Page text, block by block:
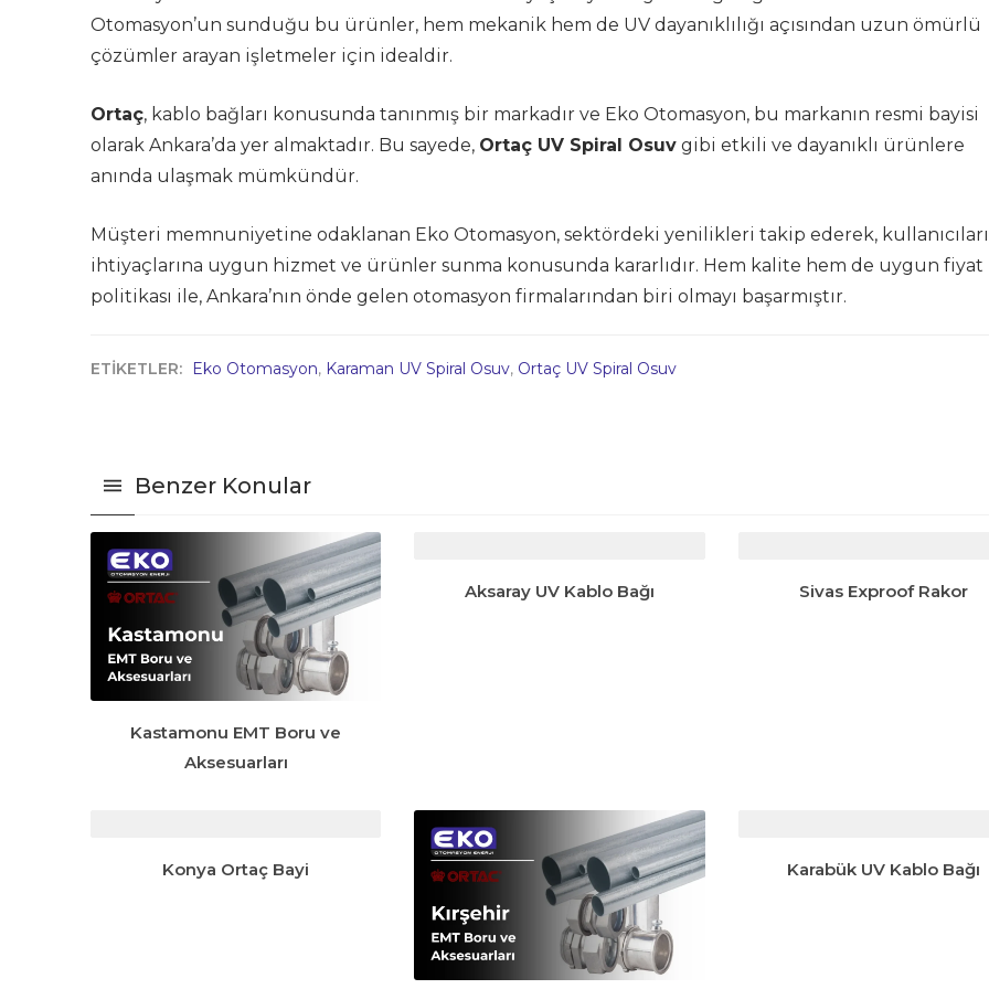
Otomasyon’un sunduğu bu ürünler, hem mekanik hem de UV dayanıklılığı açısından uzun ömürlü
çözümler arayan işletmeler için idealdir.
Ortaç, kablo bağları konusunda tanınmış bir markadır ve Eko Otomasyon, bu markanın resmi bayisi
olarak Ankara’da yer almaktadır. Bu sayede, Ortaç UV Spiral Osuv gibi etkili ve dayanıklı ürünlere
anında ulaşmak mümkündür.
Müşteri memnuniyetine odaklanan Eko Otomasyon, sektördeki yenilikleri takip ederek,
ihtiyaçlarına uygun hizmet ve ürünler sunma konusunda kararlıdır. Hem kalite hem de uygun fiyat
politikası ile, Ankara’nın önde gelen otomasyon firmalarından biri olmayı başarmıştır.
ETİKETLER: Eko Otomasyon, Karaman UV Spiral Osuv, Ortaç UV Spiral Osuv
Benzer Konular
Kastamonu EMT Boru ve
Aksesuarları
Aksaray UV Kablo Bağı Sivas Exproof Rakor
Konya Ortaç Bayi Karabük UV Kablo Bağı